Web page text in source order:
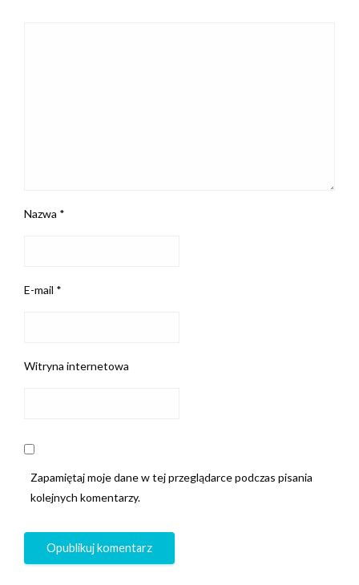
Nazwa *
E-mail *
Witryna internetowa
Zapamiętaj moje dane w tej przeglądarce podczas pisania
kolejnych komentarzy.